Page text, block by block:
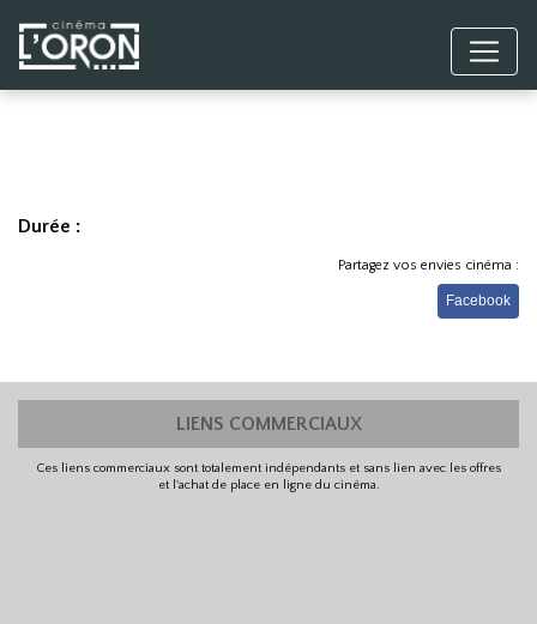
Durée :
Partagez vos envies cinéma :
Facebook
LIENS COMMERCIAUX
Ces liens commerciaux sont totalement indépendants et sans lien avec les offres
et l'achat de place en ligne du cinéma.